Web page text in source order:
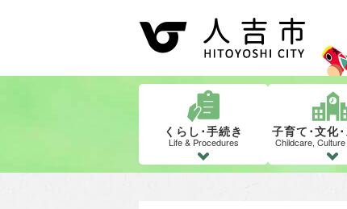
くらし･手続き
Life & Procedures
子育て･文化
Childcare,